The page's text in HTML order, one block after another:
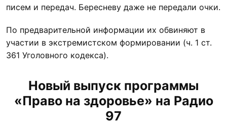
писем и передач. Бересневу даже не передали очки.
По предварительной информации их обвиняют в
участии в экстремистском формировании (ч. 1 ст.
361 Уголовного кодекса).
Новый выпуск программы
«Право на здоровье» на Радио
97